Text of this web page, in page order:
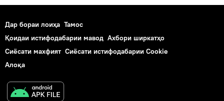
Дар бораи лоиҳа Тамос
Қоидаи истифодабарии мавод Ахбори ширкатҳо
Сиёсати махфият Сиёсати истифодабарии Cookie
Алоқа